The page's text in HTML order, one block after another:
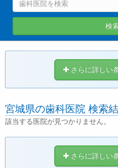
検
さらに詳しい
宮城県の歯科医院 検索
該当する医院が見つかりません。
さらに詳しい